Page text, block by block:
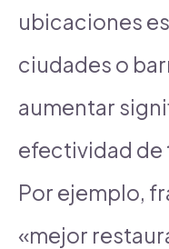
ubicaciones
ciudades o
aumentar
efectividad de
Por ejemplo,
«mejor